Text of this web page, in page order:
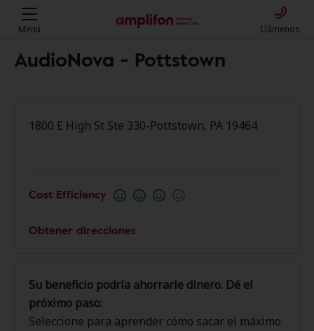
Menú Llámenos
AudioNova - Pottstown
1800 E High St Ste 330-Pottstown, PA 19464
Cost Efficiency
Obtener direcciones
Su beneficio podría ahorrarle dinero. Dé el
próximo paso:
Seleccione para aprender cómo sacar el máximo